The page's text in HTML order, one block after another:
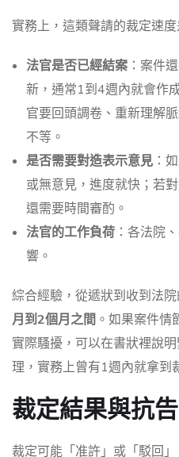
實務上，這類聲請的裁定速
法官是否已經結案 ：案件
新，通常1到4週內就會作
官要回頭調卷、重新理解
不等。
是否需要對造表示意見 ：
或無意見，進度就快；若
還需要時間審酌。
法官的工作負荷 ：各法院
響。
綜合經驗，從遞狀到收到法院
月到2個月之間 。如果案件情
實際騷擾，可以在書狀裡說
理，實務上曾有1週內就拿到
裁定結果與抗告
裁定可能「准許」或「駁回